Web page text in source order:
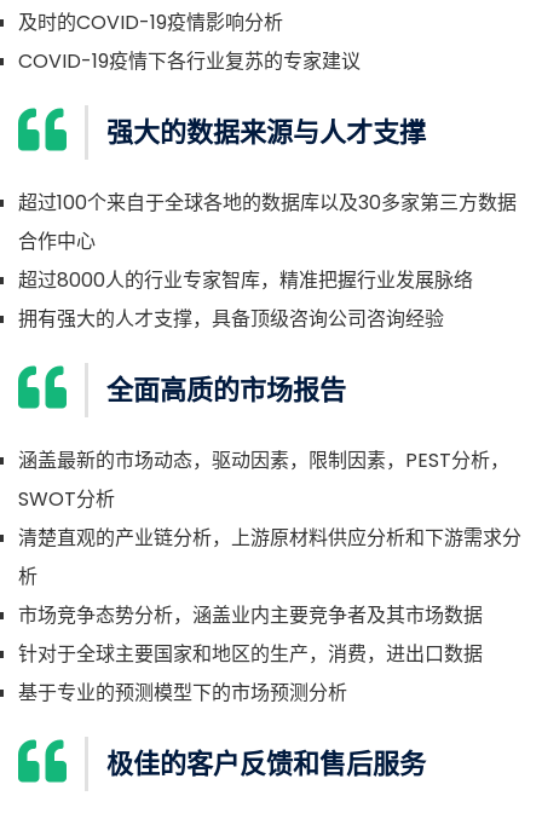
及时的COVID-19疫情影响分析
COVID-19疫情下各行业复苏的专家建议
强大的数据来源与人才支撑
超过100个来自于全球各地的数据库以及30多家第三方数据
合作中心
超过8000人的行业专家智库，精准把握行业发展脉络
拥有强大的人才支撑，具备顶级咨询公司咨询经验
全面高质的市场报告
涵盖最新的市场动态，驱动因素，限制因素，PEST分析，
SWOT分析
清楚直观的产业链分析，上游原材料供应分析和下游需求分
析
市场竞争态势分析，涵盖业内主要竞争者及其市场数据
针对于全球主要国家和地区的生产，消费，进出口数据
基于专业的预测模型下的市场预测分析
极佳的客户反馈和售后服务